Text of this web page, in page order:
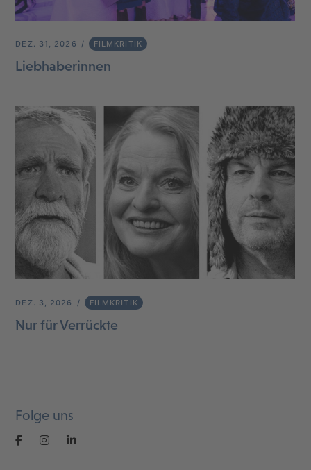
DEZ. 31, 2026 FILMKRITIK
Liebhaberinnen
DEZ. 3, 2026 FILMKRITIK
Nur für Verrückte
Folge uns